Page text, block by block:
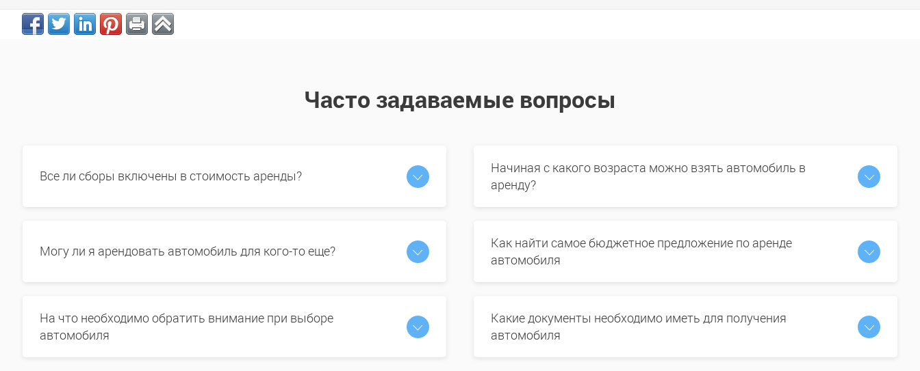
Часто задаваемые вопросы
Все ли сборы включены в стоимость аренды?
Начиная с какого возраста можно взять автомобиль в
аренду?
Могу ли я арендовать автомобиль для кого-то еще?
Как найти самое бюджетное предложение по аренде
автомобиля
На что необходимо обратить внимание при выборе
автомобиля
Какие документы необходимо иметь для получения
автомобиля